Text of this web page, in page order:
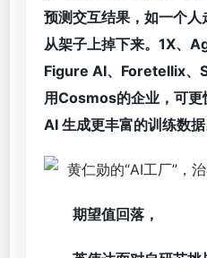
预测交互结果，如一个
从架子上掉下来。1X、
Figure AI、Foretellix、
用Cosmos的企业，可更
AI 生成更丰富的训练数据
期望值回落，